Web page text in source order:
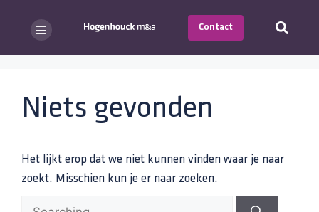
Contact
Niets gevonden
Het lijkt erop dat we niet kunnen vinden waar je naar
zoekt. Misschien kun je er naar zoeken.